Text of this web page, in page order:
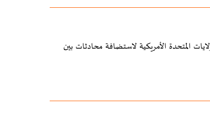
المتحدة الأمريكية لاستضافة محادثات بين